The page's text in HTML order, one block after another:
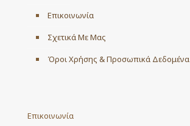
product
Επικοινωνία
Σχετικά Με Μας
Όροι Χρήσης & Προσωπικά Δεδομένα
Επικοινωνία